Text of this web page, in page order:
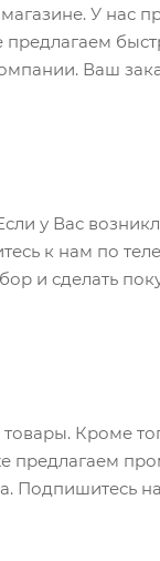
У нас
Ваш
у Вас
к нам по
и сделать
Кроме
предлагаем
Подпишитесь